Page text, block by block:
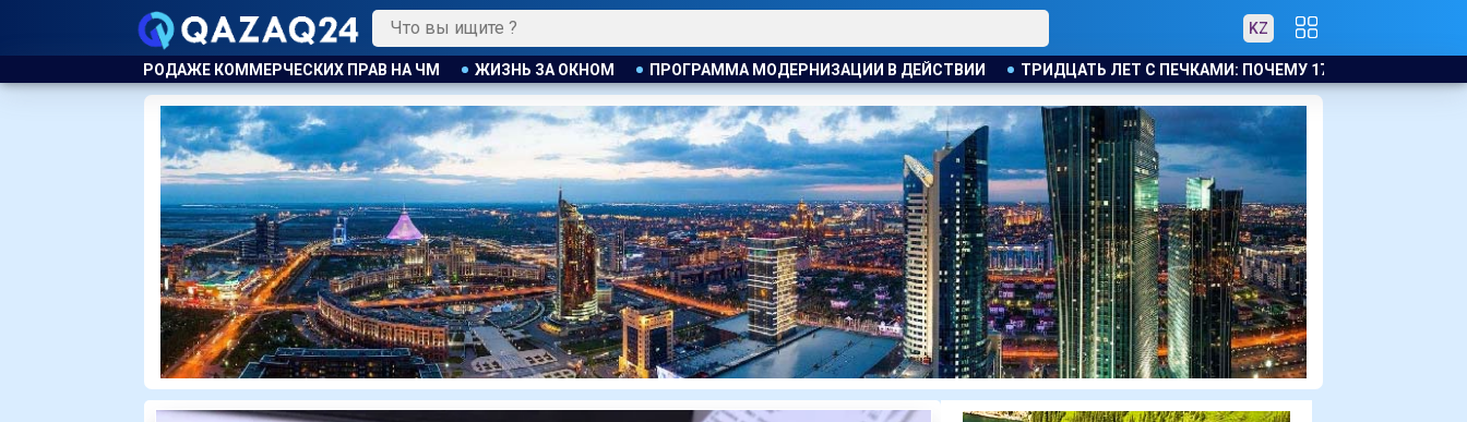
KZ
ПРАВ НА ЧМ ЖИЗНЬ ЗА ОКНОМ ПРОГРАММА МОДЕРНИЗАЦИИ В ДЕЙСТВИИ ТРИДЦАТЬ ЛЕТ С ПЕЧКАМИ: ПОЧЕМУ 17 ДОМОВ В МОЛОДЁЖНОМ ТАК И НЕ